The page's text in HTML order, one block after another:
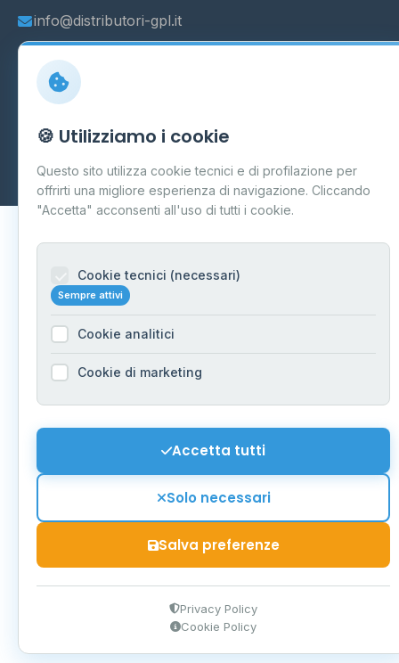
info@distributori-gpl.it
Carpi P.IVA 03859300364
Aggiornamento quotidiano
🍪 Utilizziamo i cookie
Questo sito utilizza cookie tecnici e di profilazione per
offrirti una migliore esperienza di navigazione. Cliccando
"Accetta" acconsenti all'uso di tutti i cookie.
Cookie tecnici (necessari)
Sempre attivi
Cookie analitici
Cookie di marketing
Accetta tutti
Solo necessari
Salva preferenze
Privacy Policy
Cookie Policy